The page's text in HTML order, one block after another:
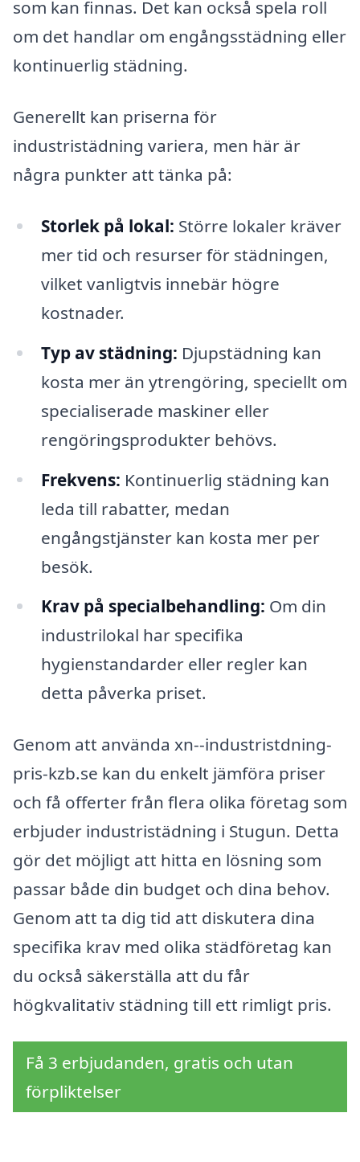
som kan finnas. Det kan också spela roll
om det handlar om engångsstädning eller
kontinuerlig städning.
Generellt kan priserna för
industristädning variera, men här är
några punkter att tänka på:
Storlek på lokal: Större lokaler kräver
mer tid och resurser för städningen,
vilket vanligtvis innebär högre
kostnader.
Typ av städning: Djupstädning kan
kosta mer än ytrengöring, speciellt om
specialiserade maskiner eller
rengöringsprodukter behövs.
Frekvens: Kontinuerlig städning kan
leda till rabatter, medan
engångstjänster kan kosta mer per
besök.
Krav på specialbehandling: Om din
industrilokal har specifika
hygienstandarder eller regler kan
detta påverka priset.
Genom att använda xn--industristdning-
pris-kzb.se kan du enkelt jämföra priser
och få offerter från flera olika företag som
erbjuder industristädning i Stugun. Detta
gör det möjligt att hitta en lösning som
passar både din budget och dina behov.
Genom att ta dig tid att diskutera dina
specifika krav med olika städföretag kan
du också säkerställa att du får
högkvalitativ städning till ett rimligt pris.
Få 3 erbjudanden, gratis och utan
förpliktelser